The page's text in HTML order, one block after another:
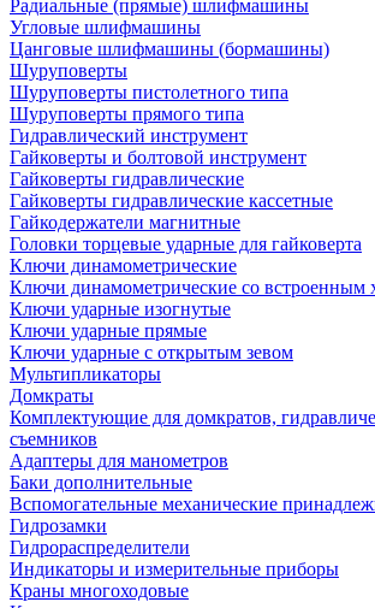
Радиальные (прямые) шлифмашины
Угловые шлифмашины
Цанговые шлифмашины (бормашины)
Шуруповерты
Шуруповерты пистолетного типа
Шуруповерты прямого типа
Гидравлический инструмент
Гайковерты и болтовой инструмент
Гайковерты гидравлические
Гайковерты гидравлические кассетные
Гайкодержатели магнитные
Головки торцевые ударные для гайковерта
Ключи динамометрические
Ключи динамометрические со встроенным
Ключи ударные изогнутые
Ключи ударные прямые
Ключи ударные с открытым зевом
Мультипликаторы
Домкраты
Комплектующие для домкратов,
съемников
Адаптеры для манометров
Баки дополнительные
Вспомогательные механические
Гидрозамки
Гидрораспределители
Индикаторы и измерительные приборы
Краны многоходовые